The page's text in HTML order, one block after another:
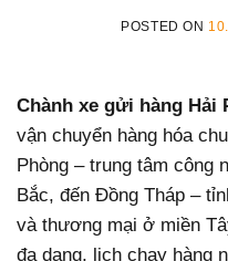
POSTED ON
Chành xe gửi hàng Hải
vận chuyển hàng hóa
Phòng – trung tâm công
Bắc, đến Đồng Tháp –
và thương mại ở miền
đa dạng, lịch chạy hàng